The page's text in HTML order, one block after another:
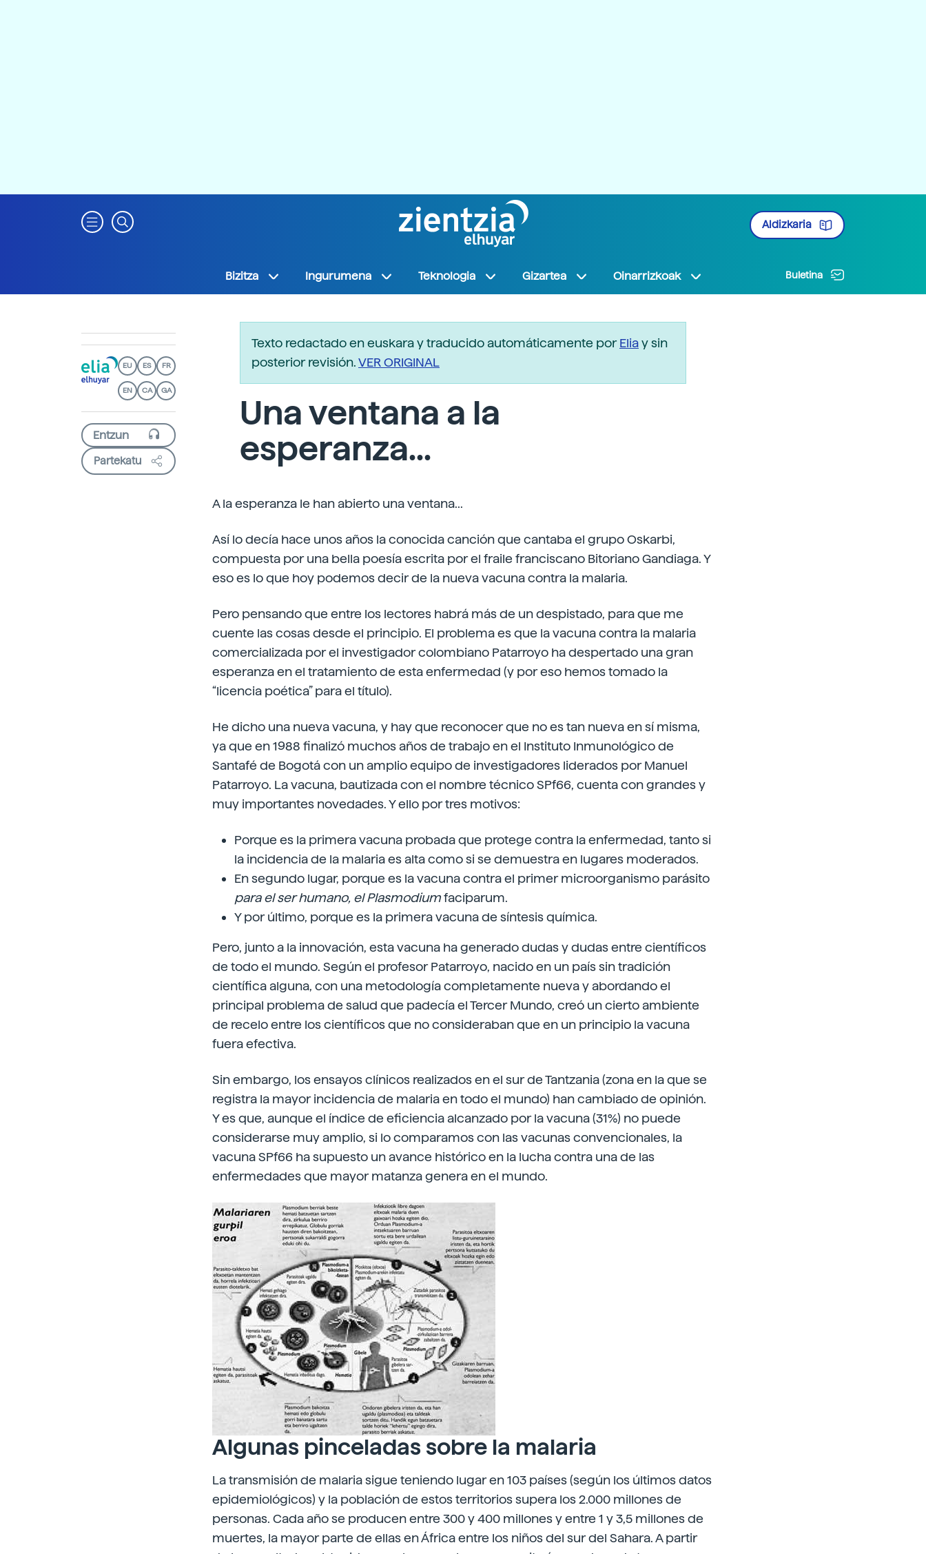
Aldizkaria
Bizitza Ingurumena Teknologia Gizartea Oinarrizkoak Buletina
EU ES FR
EN CA GA
Partekatu
Texto redactado en euskara y traducido automáticamente porEliay sin
posterior revisión.VER ORIGINAL
Una ventana a la
esperanza...
A la esperanza le han abierto una ventana...
Así lo decía hace unos años la conocida canción que cantaba el grupo Oskarbi,
compuesta por una bella poesía escrita por el fraile franciscano Bitoriano Gandiaga. Y
eso es lo que hoy podemos decir de la nueva vacuna contra la malaria.
Pero pensando que entre los lectores habrá más de un despistado, para que me
cuente las cosas desde el principio. El problema es que la vacuna contra la malaria
comercializada por el investigador colombiano Patarroyo ha despertado una gran
esperanza en el tratamiento de esta enfermedad (y por eso hemos tomado la
“licencia poética” para el título).
He dicho una nueva vacuna, y hay que reconocer que no es tan nueva en sí misma,
ya que en 1988 finalizó muchos años de trabajo en el Instituto Inmunológico de
Santafé de Bogotá con un amplio equipo de investigadores liderados por Manuel
Patarroyo. La vacuna, bautizada con el nombre técnico SPf66, cuenta con grandes y
muy importantes novedades. Y ello por tres motivos:
Porque es la primera vacuna probada que protege contra la enfermedad, tanto si
la incidencia de la malaria es alta como si se demuestra en lugares moderados.
En segundo lugar, porque es la vacuna contra el primer microorganismo parásito
para el ser humano, el Plasmodiumfaciparum.
Y por último, porque es la primera vacuna de síntesis química.
Pero, junto a la innovación, esta vacuna ha generado dudas y dudas entre científicos
de todo el mundo. Según el profesor Patarroyo, nacido en un país sin tradición
científica alguna, con una metodología completamente nueva y abordando el
principal problema de salud que padecía el Tercer Mundo, creó un cierto ambiente
de recelo entre los científicos que no consideraban que en un principio la vacuna
fuera efectiva.
Sin embargo, los ensayos clínicos realizados en el sur de Tantzania (zona en la que se
registra la mayor incidencia de malaria en todo el mundo) han cambiado de opinión.
Y es que, aunque el índice de eficiencia alcanzado por la vacuna (31%) no puede
considerarse muy amplio, si lo comparamos con las vacunas convencionales, la
vacuna SPf66 ha supuesto un avance histórico en la lucha contra una de las
enfermedades que mayor matanza genera en el mundo.
Algunas pinceladas sobre la malaria
La transmisión de malaria sigue teniendo lugar en 103 países (según los últimos datos
epidemiológicos) y la población de estos territorios supera los 2.000 millones de
personas. Cada año se producen entre 300 y 400 millones y entre 1 y 3,5 millones de
muertes, la mayor parte de ellas en África entre los niños del sur del Sahara. A partir